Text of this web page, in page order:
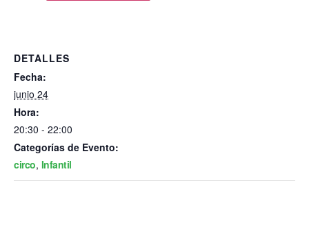
DETALLES
Fecha:
junio 24
Hora:
20:30 - 22:00
Categorías de Evento:
circo, Infantil